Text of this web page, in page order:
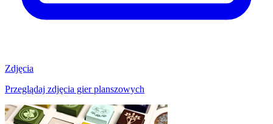
Zdjęcia
Przeglądaj zdjęcia gier planszowych